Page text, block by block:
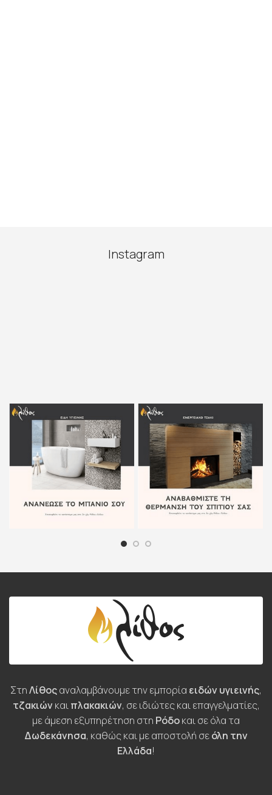
Instagram
ΣτηΛίθοςαναλαμβάνουμε την εμπορία ειδών υγιεινής,
τζακιών καιπλακακιών, σε ιδιώτες και επαγγελματίες,
με άμεση εξυπηρέτηση στη Ρόδοκαι σε όλα τα
Δωδεκάνησα, καθώς και με αποστολή σεόλη την
Ελλάδα!